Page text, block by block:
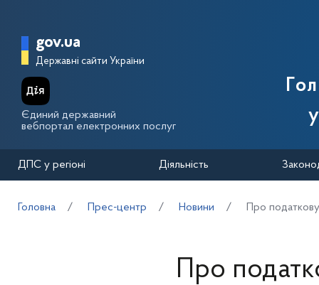
Головна сторінка Державної
gov.ua
Державні сайти України
Єдиний державний
вебпортал електронних послуг
ДПС у регіоні Діяльність
Головна Прес-центр Новини Про
Про